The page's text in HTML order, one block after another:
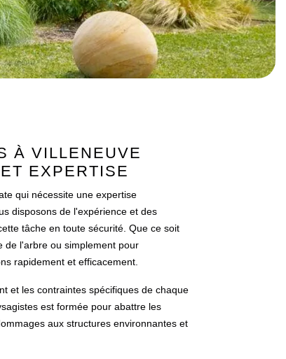
À VILLENEUVE
EXPERTISE
qui nécessite une expertise
disposons de l'expérience et des
tâche en toute sécurité. Que ce soit
de l'arbre ou simplement pour
rapidement et efficacement.
et les contraintes spécifiques de chaque
est formée pour abattre les
aux structures environnantes et